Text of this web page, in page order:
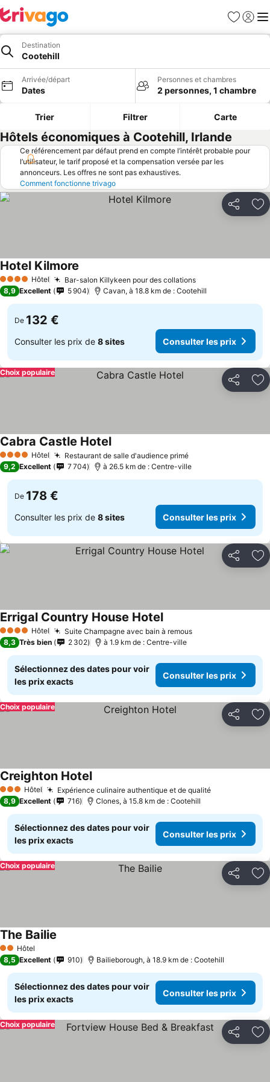
Favoris
Se
Destination
Cootehill
Arrivée/départ
Dates
Personnes et chambres
2 personnes, 1 chambre
Trier Filtrer Carte
Hôtels économiques à Cootehill, Irlande
Ce référencement par défaut prend en compte l’intérêt probable pour
l’utilisateur, le tarif proposé et la compensation versée par les
annonceurs. Les offres ne sont pas exhaustives.
Comment fonctionne trivago
Partager
4 Étoiles Hôtel Bar-salon Killykeen pour des collationsConsulter les
Hotel Kilmore
8,9 Excellent 5 904 Cavan, à 18.8 km de : Cootehill
De 132 €
Consulter les prix de 8 sites Consulter les prix
Partager
Choix populaire
4 Étoiles Hôtel Restaurant de salle d'audience priméConsulter les prix
Cabra Castle HotelConsulter les prix
9,2 Excellent 7 704 à 26.5 km de : Centre-ville
De 178 €
Consulter les prix de 8 sites Consulter les prix
Partager
4 Étoiles Hôtel Suite Champagne avec bain à remousConsulter les
Errigal Country House HotelConsulter les prix
8,3 Très bien 2 302 à 1.9 km de : Centre-ville
Sélectionnez des dates pour voir
les prix exacts
Consulter les prix
Partager
Choix populaire
3 ÉtoilesHôtel Expérience culinaire authentique et de qualitéConsulter
Creighton HotelConsulter les prix
8,9 Excellent 716 Clones, à 15.8 km de : Cootehill
Sélectionnez des dates pour voir
les prix exacts
Consulter les prix
Partager
Choix populaire
2 Étoiles
Hôtel
The Bailie
8,5 Excellent 910 Bailieborough, à 18.9 km de : Cootehill
Sélectionnez des dates pour voir
les prix exacts
Consulter les prix
Partager
Choix populaire